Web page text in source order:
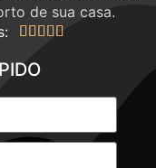
de sua casa.
    